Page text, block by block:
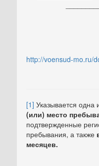
____________/
http://voensud-mo.ru/
[1] Указывается одна
(или) место
подтвержденные
пребывания, а также
месяцев.